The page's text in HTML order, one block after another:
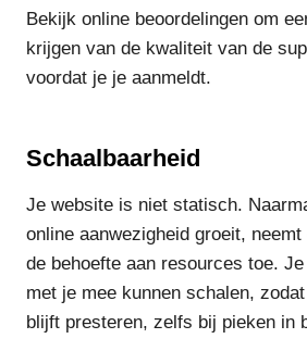
Bekijk online beoordelingen om
krijgen van de kwaliteit van de
voordat je je aanmeldt.
Schaalbaarheid
Je website is niet statisch.
online aanwezigheid groeit,
de behoefte aan resources toe.
met je mee kunnen schalen,
blijft presteren, zelfs bij pieken in